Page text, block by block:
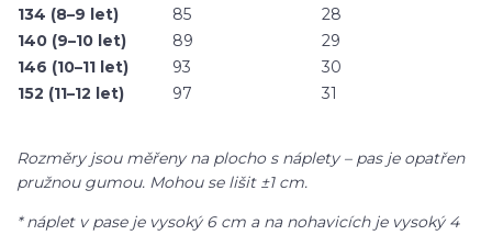
134 (8–9 let)
85
28
140 (9–10 let)
89
29
146 (10–11 let)
93
30
152 (11–12 let)
97 31
Rozměry jsou měřeny na plocho s náplety – pas je opatřen
pružnou gumou. Mohou se lišit ±1 cm.
* náplet v pase je vysoký 6 cm a na nohavicích je vysoký 4